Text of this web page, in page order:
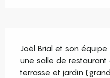
Joël Brial et son
une salle de restaurant
terrasse et jardin